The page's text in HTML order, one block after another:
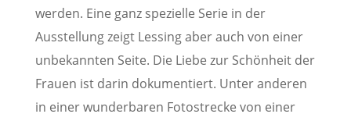
werden. Eine ganz spezielle Serie in der
Ausstellung zeigt Lessing aber auch von einer
unbekannten Seite. Die Liebe zur Schönheit der
Frauen ist darin dokumentiert. Unter anderen
in einer wunderbaren Fotostrecke von einer